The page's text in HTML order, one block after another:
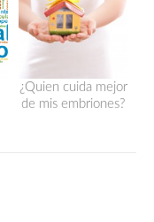
¿Quien cuida mejor
de mis embriones?